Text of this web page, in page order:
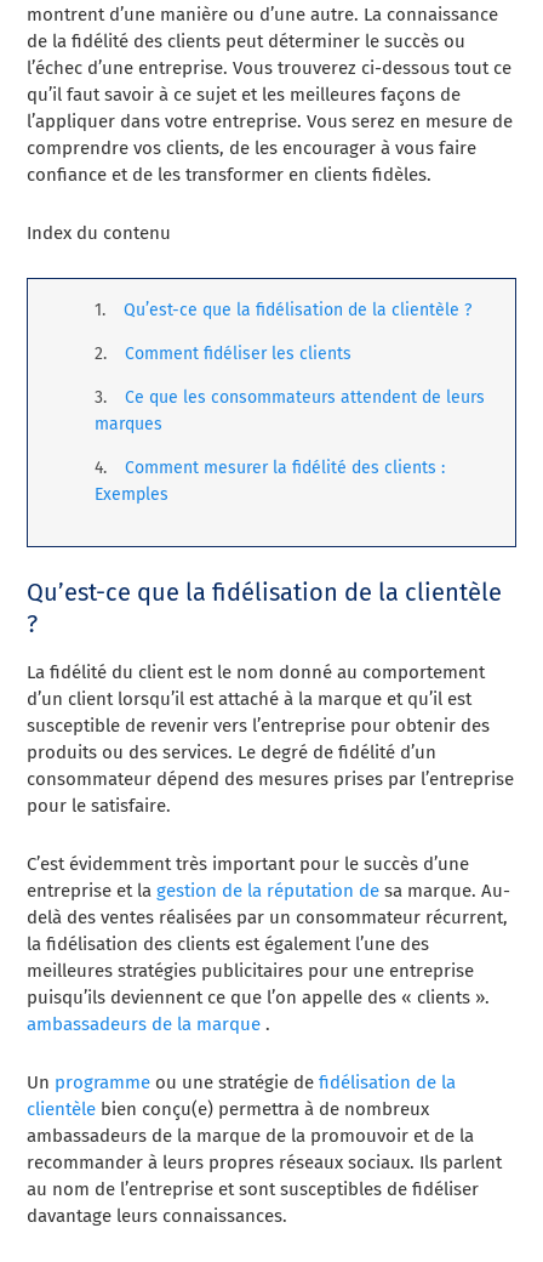
montrent d’une manière ou d’une autre. La connaissance
de la fidélité des clients peut déterminer le succès ou
l’échec d’une entreprise. Vous trouverez ci-dessous tout ce
qu’il faut savoir à ce sujet et les meilleures façons de
l’appliquer dans votre entreprise. Vous serez en mesure de
comprendre vos clients, de les encourager à vous faire
confiance et de les transformer en clients fidèles.
Index du contenu
Qu’est-ce que la fidélisation de la clientèle ?
Comment fidéliser les clients
Ce que les consommateurs attendent de leurs
marques
Comment mesurer la fidélité des clients :
Exemples
Qu’est-ce que la fidélisation de la clientèle
?
La fidélité du client est le nom donné au comportement
d’un client lorsqu’il est attaché à la marque et qu’il est
susceptible de revenir vers l’entreprise pour obtenir des
produits ou des services. Le degré de fidélité d’un
consommateur dépend des mesures prises par l’entreprise
pour le satisfaire.
C’est évidemment très important pour le succès d’une
entreprise et lagestion de la réputation de sa marque. Au-
delà des ventes réalisées par un consommateur récurrent,
la fidélisation des clients est également l’une des
meilleures stratégies publicitaires pour une entreprise
puisqu’ils deviennent ce que l’on appelle des « clients ».
ambassadeurs de la marque .
Un programme ou une stratégie defidélisation de la
clientèle bien conçu(e) permettra à de nombreux
ambassadeurs de la marque de la promouvoir et de la
recommander à leurs propres réseaux sociaux. Ils parlent
au nom de l’entreprise et sont susceptibles de fidéliser
davantage leurs connaissances.